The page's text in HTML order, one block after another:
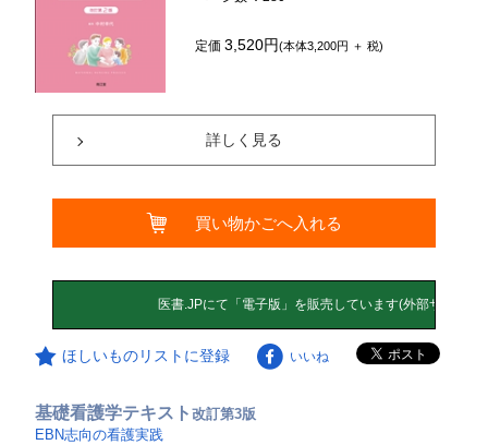
定価3,520円(本体3,200円 ＋ 税)
詳しく見る
買い物かごへ入れる
ほしいものリストに登録 いいね
基礎看護学テキスト改訂第3版
EBN志向の看護実践